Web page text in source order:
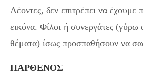
Λέοντες, δεν επιτρέπει να έχουμε
εικόνα. Φίλοι ή συνεργάτες (γύρω
θέματα) ίσως προσπαθήσουν να
ΠΑΡΘΕΝΟΣ